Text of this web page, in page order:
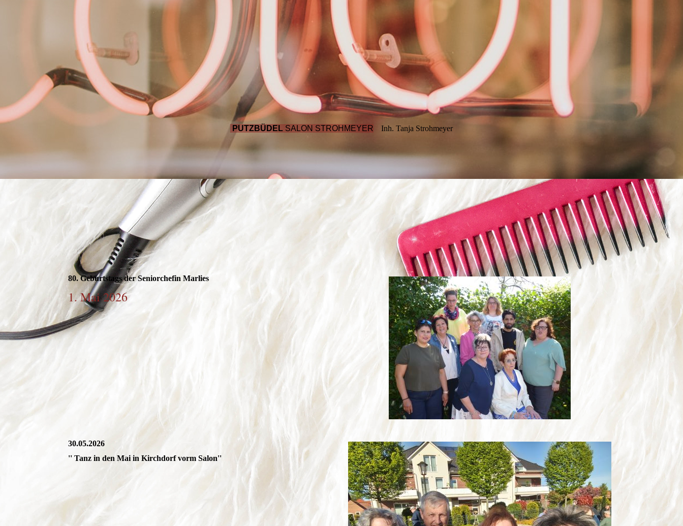
PUTZBÜDEL SALON STROHMEYER Inh. Tanja Strohmeyer
80. Geburtstags der Seniorchefin Marlies
1. Mai 2026
30.05.2026
'' Tanz in den Mai in Kirchdorf vorm Salon''